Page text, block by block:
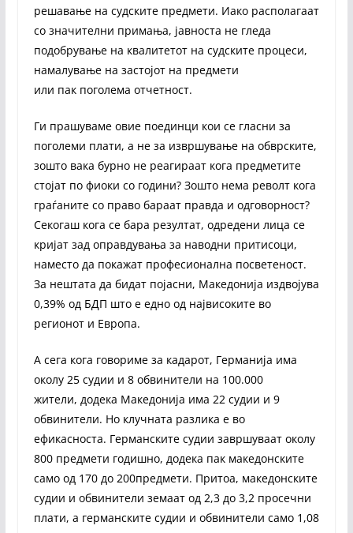
решавање на судските предмети. Иако располагаат
со значителни примања, јавноста не гледа
подобрување на квалитетот на судските процеси,
намалување на застојот на предмети
или пак поголема отчетност.
Ги прашуваме овие поединци кои се гласни за
поголеми плати, а не за извршување на обврските,
зошто вака бурно не реагираат кога предметите
стојат по фиоки со години? Зошто нема револт кога
граѓаните со право бараат правда и одговорност?
Секогаш кога се бара резултат, одредени лица се
кријат зад оправдувања за наводни притисоци,
наместо да покажат професионална посветеност.
За нештата да бидат појасни, Македонија издвојува
0,39% од БДП што е едно од највисоките во
регионот и Европа.
А сега кога говориме за кадарот, Германија има
околу 25 судии и 8 обвинители на 100.000
жители, додека Македонија има 22 судии и 9
обвинители. Но клучната разлика е во
ефикасноста. Германските судии завршуваат околу
800 предмети годишно, додека пак македонските
само од 170 до 200предмети. Притоа, македонските
судии и обвинители земаат од 2,3 до 3,2 просечни
плати, а германските судии и обвинители само 1,08